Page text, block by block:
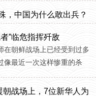
，中国为什么敢出兵？
”临危指挥歼敌
在朝鲜战场上已经受到过多
像最近一次这样惨重的杀
朝战场上，7位新华人为